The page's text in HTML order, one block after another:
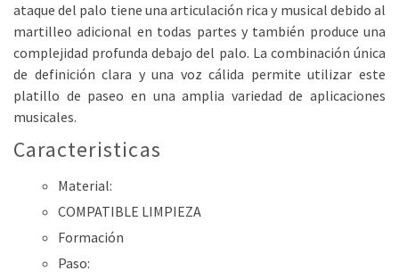
ataque del palo tiene una articulación rica y musical debido al
martilleo adicional en todas partes y también produce una
complejidad profunda debajo del palo. La combinación única
de definición clara y una voz cálida permite utilizar este
platillo de paseo en una amplia variedad de aplicaciones
musicales.
Caracteristicas
Material:
COMPATIBLE LIMPIEZA
Formación
Paso: